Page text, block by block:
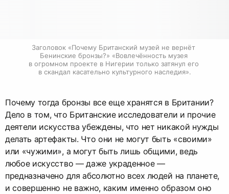
Заголовок «Почему Британский музей не вернёт
Бенинские бронзы?» «Вовлечённость музея
в огромном проекте в Нигерии только затянул его
в скандал касательно культурного наследия».
Почему тогда бронзы все еще хранятся в Британии?
Дело в том, что Британские исследователи и прочие
деятели искусства убеждены, что нет никакой нужды
делать артефакты. Что они не могут быть «своими»
или «чужими», а могут быть лишь общими, ведь
любое искусство — даже украденное —
предназначено для абсолютно всех людей на планете,
и совершенно не важно, каким именно образом оно